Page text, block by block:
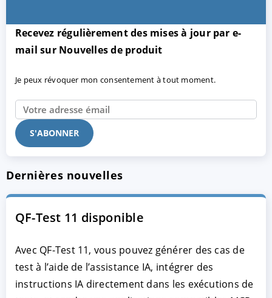
Recevez régulièrement des mises à jour par e-
mail sur Nouvelles de produit
Je peux révoquer mon consentement à tout moment.
Dernières nouvelles
QF-Test 11 disponible
Avec QF-Test 11, vous pouvez générer des cas de
test à l’aide de l’assistance IA, intégrer des
instructions IA directement dans les exécutions de